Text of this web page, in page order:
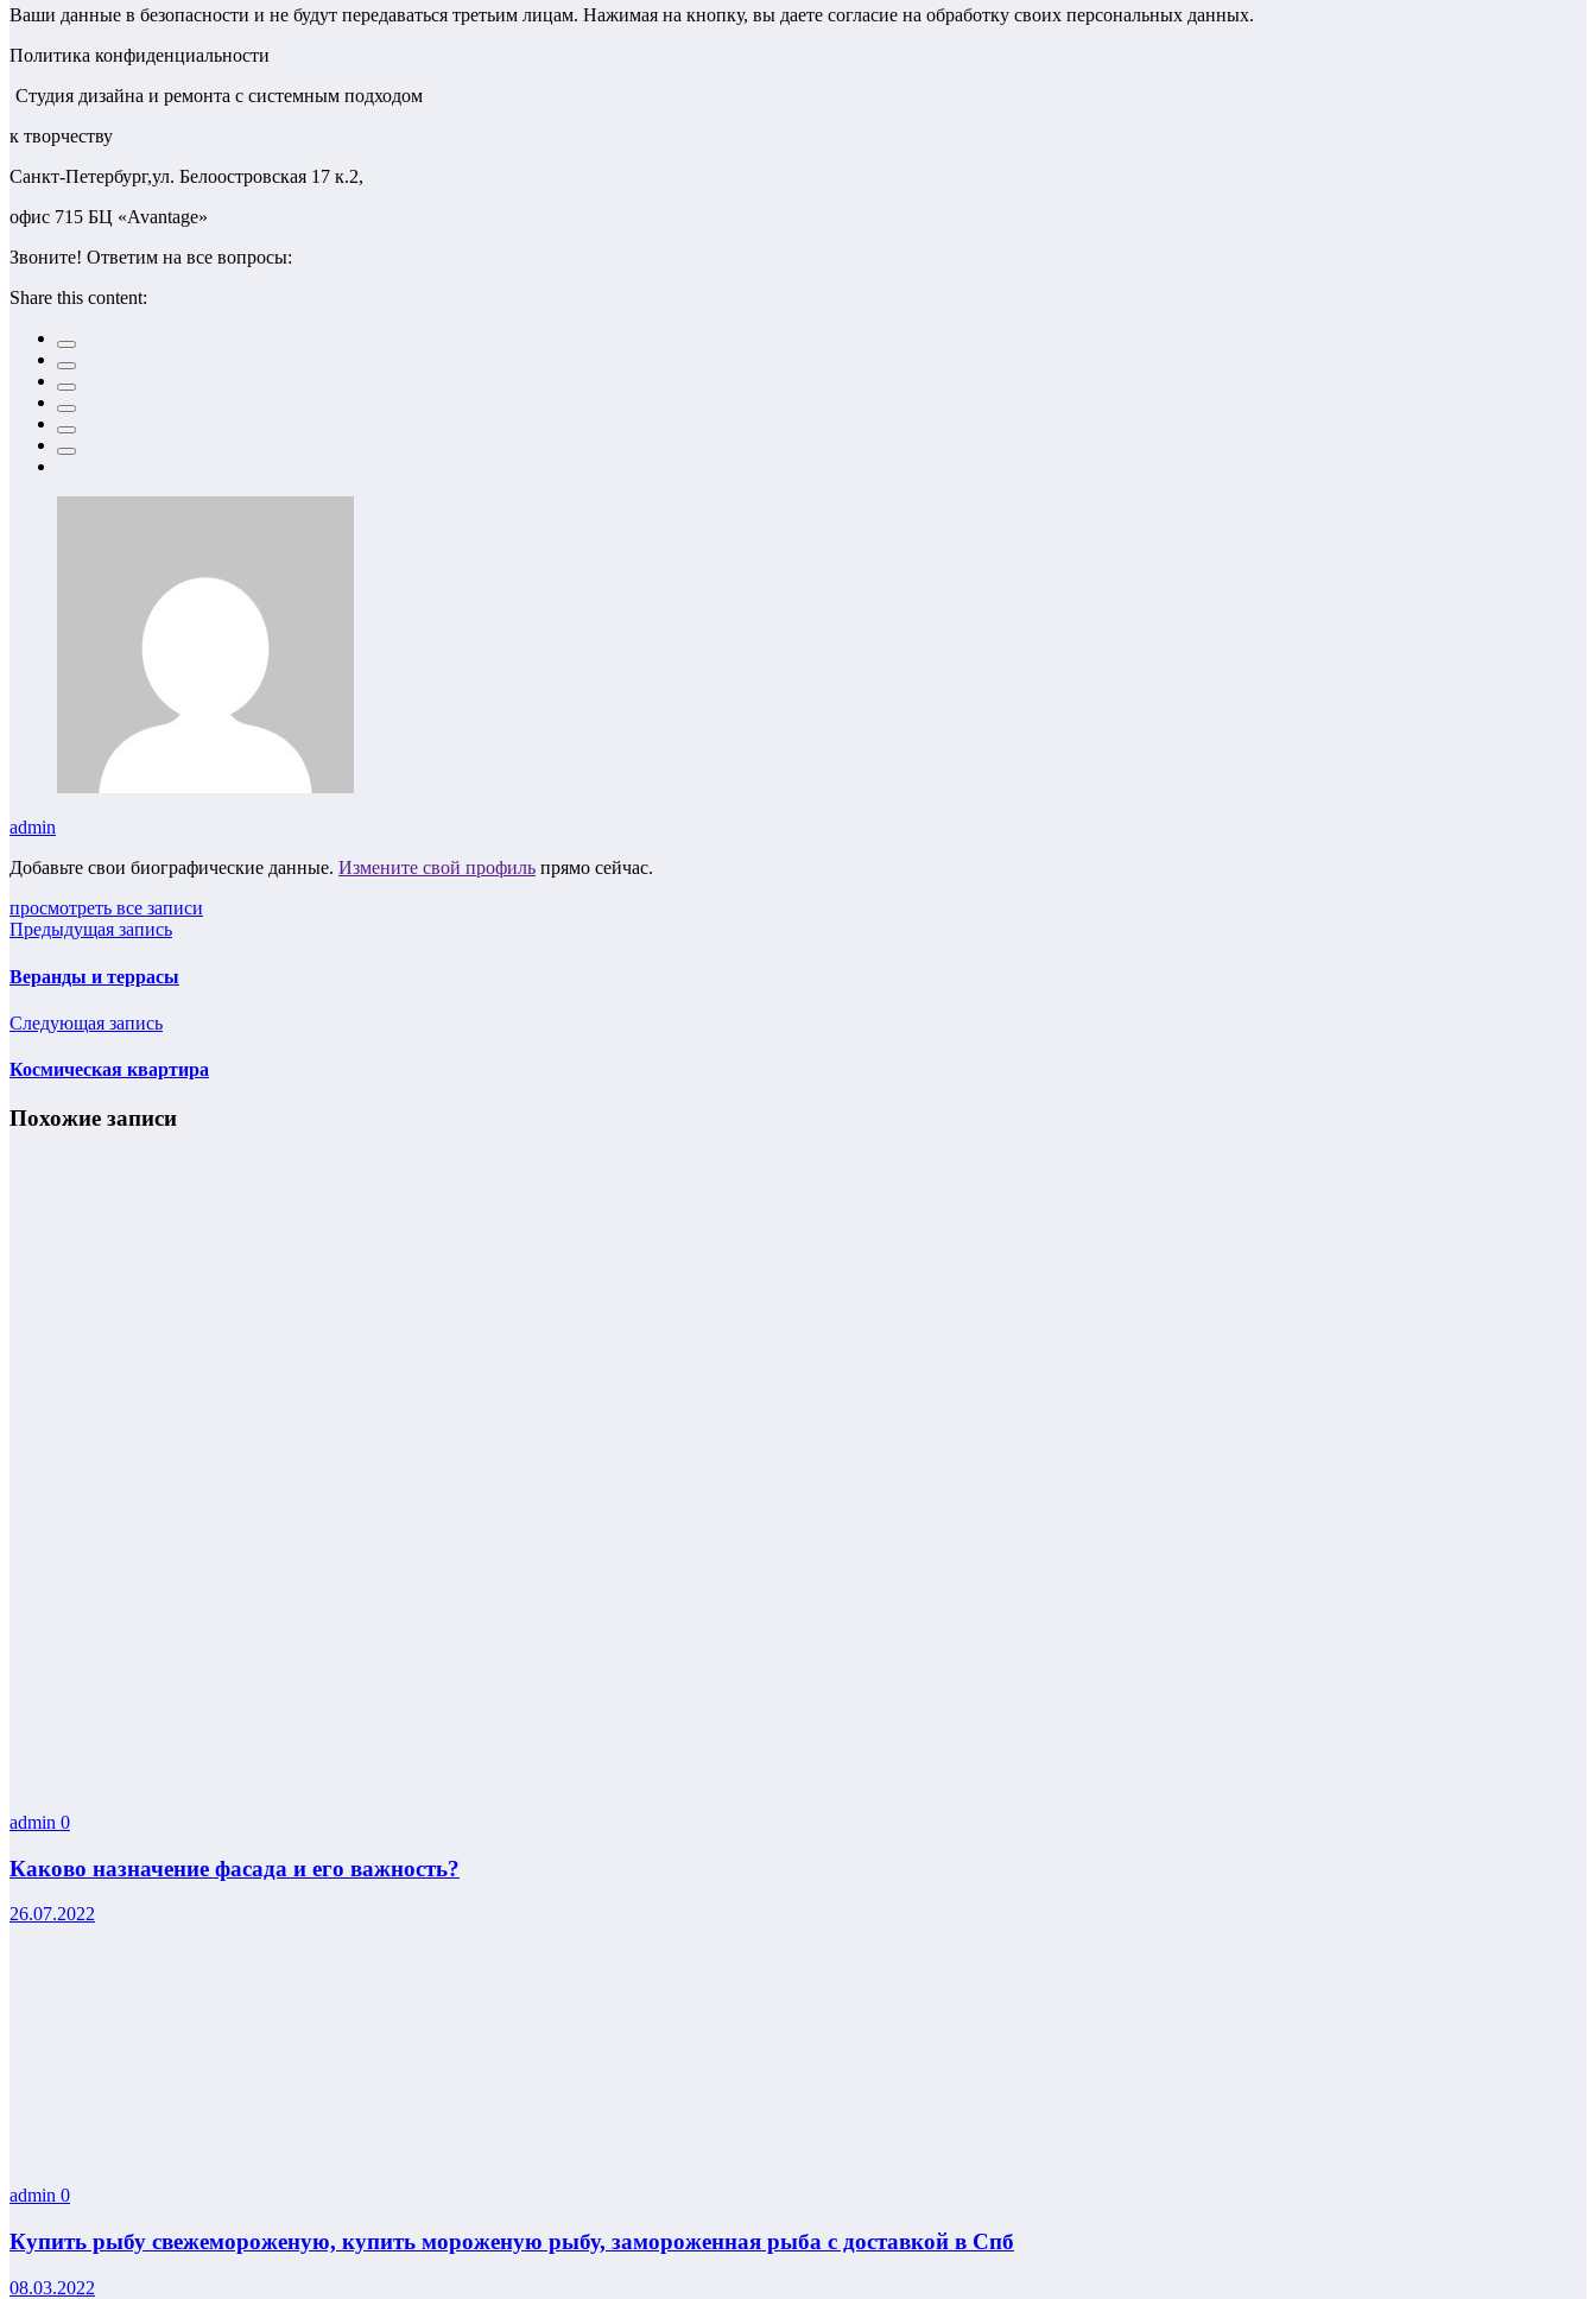
Ваши данные в безопасности и не будут передаваться третьим лицам. Нажимая на кнопку, вы даете согласие на обработку своих персональных данных.
Политика конфиденциальности
Студия дизайна и ремонта с системным подходом
к творчеству
Санкт-Петербург,ул. Белоостровская 17 к.2,
офис 715 БЦ «Avantage»
Звоните! Ответим на все вопросы:
Share this content:
admin
Добавьте свои биографические данные. Измените свой профиль прямо сейчас.
просмотреть все записи
Предыдущая запись
Веранды и террасы
Следующая запись
Космическая квартира
Похожие записи
admin 0
Каково назначение фасада и его важность?
26.07.2022
admin 0
Купить рыбу свежемороженую, купить мороженую рыбу, замороженная рыба с доставкой в Спб
08.03.2022